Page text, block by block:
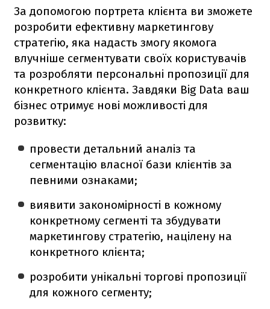
За допомогою портрета клієнта ви зможете
розробити ефективну маркетингову
стратегію, яка надасть змогу якомога
влучніше сегментувати своїх користувачів
та розробляти персональні пропозиції для
конкретного клієнта. Завдяки Big Data ваш
бізнес отримує нові можливості для
розвитку:
провести детальний аналіз та
сегментацію власної бази клієнтів за
певними ознаками;
виявити закономірності в кожному
конкретному сегменті та збудувати
маркетингову стратегію, націлену на
конкретного клієнта;
розробити унікальні торгові пропозиції
для кожного сегменту;